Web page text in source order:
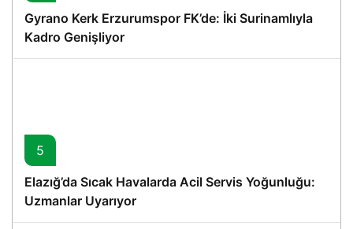
Gyrano Kerk Erzurumspor FK’de: İki Surinamlıyla
Kadro Genişliyor
5
Elazığ’da Sıcak Havalarda Acil Servis Yoğunluğu:
Uzmanlar Uyarıyor